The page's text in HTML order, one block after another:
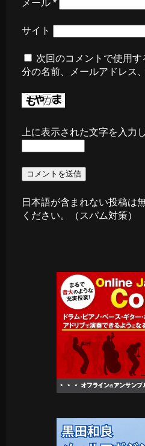
メール *
サイト
次回のコメントで使用
分の名前、メールアドレス
上に表示された文字を入力
日本語が含まれない投稿は
ください。（スパム対策）